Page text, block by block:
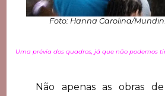
Foto: Hanna Carolina/
Uma prévia dos quadros, já que não podemos
Não apenas as obras de